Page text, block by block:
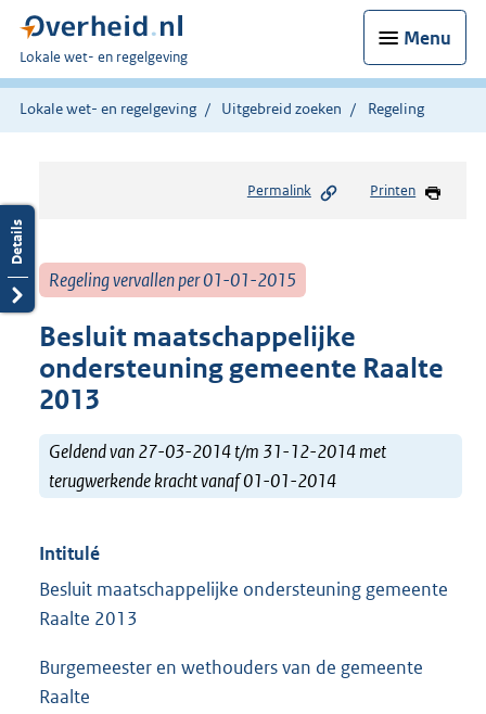
Menu
U
bent
hier:
Lokale wet- en regelgeving
Lokale wet- en regelgeving Uitgebreid zoeken Regeling
Permalink Printen
Regeling vervallen per 01-01-2015
Besluit maatschappelijke
ondersteuning gemeente Raalte
2013
Geldend van 27-03-2014 t/m 31-12-2014 met
terugwerkende kracht vanaf 01-01-2014
Intitulé
Besluit maatschappelijke ondersteuning gemeente
Raalte 2013
Burgemeester en wethouders van de gemeente
Raalte